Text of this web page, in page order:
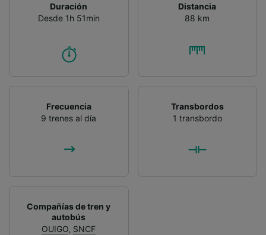
Duración
Desde 1h 51min
Distancia
88 km
Frecuencia
9 trenes al día
Transbordos
1 transbordo
Compañías de tren y
autobús
OUIGO, SNCF